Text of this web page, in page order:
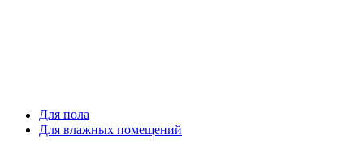
Для пола
Для влажных помещений